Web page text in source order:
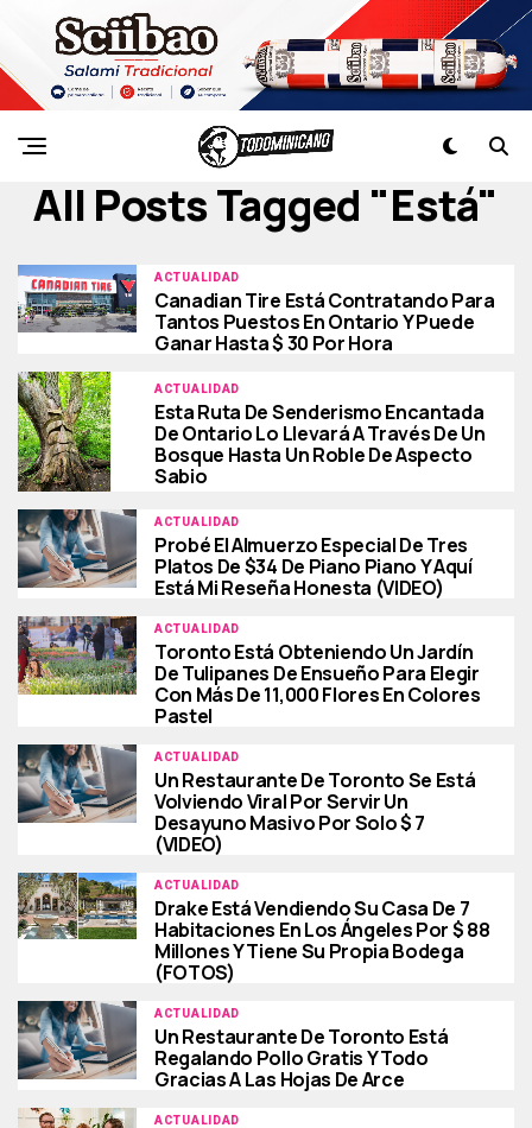
All Posts Tagged "está"
ACTUALIDAD
Canadian Tire Está Contratando Para
Tantos Puestos En Ontario Y Puede
Ganar Hasta $ 30 Por Hora
ACTUALIDAD
Esta Ruta De Senderismo Encantada
De Ontario Lo Llevará A Través De Un
Bosque Hasta Un Roble De Aspecto
Sabio
ACTUALIDAD
Probé El Almuerzo Especial De Tres
Platos De $34 De Piano Piano Y Aquí
Está Mi Reseña Honesta (VIDEO)
ACTUALIDAD
Toronto Está Obteniendo Un Jardín
De Tulipanes De Ensueño Para Elegir
Con Más De 11,000 Flores En Colores
Pastel
ACTUALIDAD
Un Restaurante De Toronto Se Está
Volviendo Viral Por Servir Un
Desayuno Masivo Por Solo $ 7
(VIDEO)
ACTUALIDAD
Drake Está Vendiendo Su Casa De 7
Habitaciones En Los Ángeles Por $ 88
Millones Y Tiene Su Propia Bodega
(FOTOS)
ACTUALIDAD
Un Restaurante De Toronto Está
Regalando Pollo Gratis Y Todo
Gracias A Las Hojas De Arce
ACTUALIDAD